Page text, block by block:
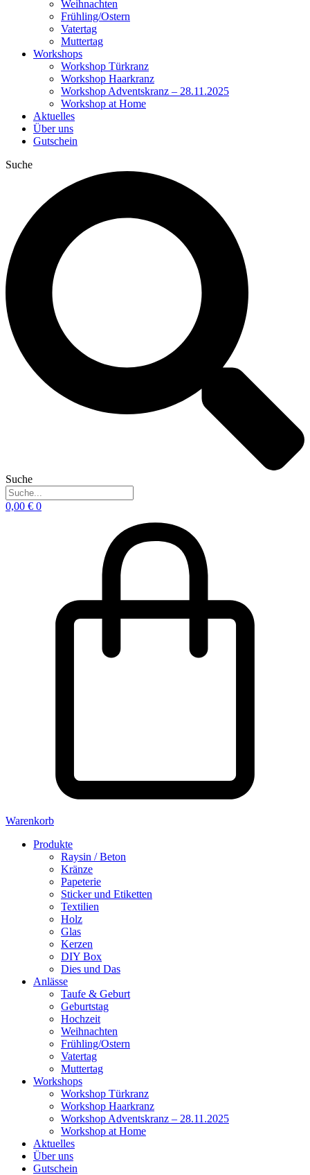
Weihnachten
Frühling/Ostern
Vatertag
Muttertag
Workshops
Workshop Türkranz
Workshop Haarkranz
Workshop Adventskranz – 28.11.2025
Workshop at Home
Aktuelles
Über uns
Gutschein
Suche
Suche
0,00 € 0
Warenkorb
Produkte
Raysin / Beton
Kränze
Papeterie
Sticker und Etiketten
Textilien
Holz
Glas
Kerzen
DIY Box
Dies und Das
Anlässe
Taufe & Geburt
Geburtstag
Hochzeit
Weihnachten
Frühling/Ostern
Vatertag
Muttertag
Workshops
Workshop Türkranz
Workshop Haarkranz
Workshop Adventskranz – 28.11.2025
Workshop at Home
Aktuelles
Über uns
Gutschein